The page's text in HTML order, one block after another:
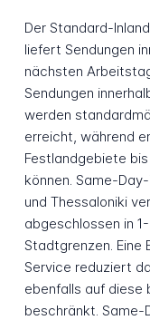
Der Standard-
liefert Sendungen
nächsten
Sendungen
werden
erreicht, während
Festlandgebiete
können. Same-
und Thessaloniki
abgeschlossen in
Stadtgrenzen. Eine
Service reduziert
ebenfalls auf diese
beschränkt. Same-